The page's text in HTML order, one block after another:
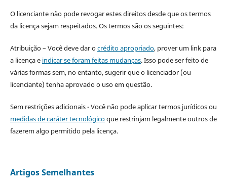
O licenciante não pode revogar estes direitos desde que os termos
da licença sejam respeitados. Os termos são os seguintes:
Atribuição – Você deve dar ocrédito apropriado, prover um link para
a licença e indicar se foram feitas mudanças. Isso pode ser feito de
várias formas sem, no entanto, sugerir que o licenciador (ou
licenciante) tenha aprovado o uso em questão.
Sem restrições adicionais - Você não pode aplicar termos jurídicos ou
medidas de caráter tecnológicoque restrinjam legalmente outros de
fazerem algo permitido pela licença.
Artigos Semelhantes